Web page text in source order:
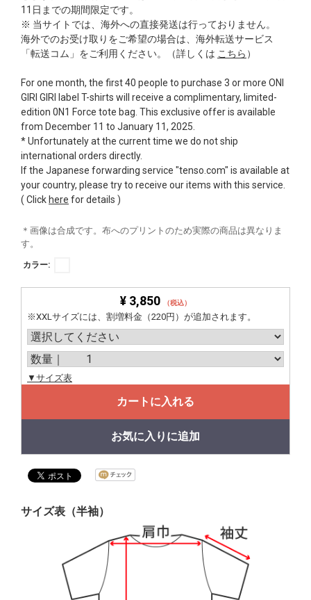
11日までの期間限定です。
※ 当サイトでは、海外への直接発送は行っておりません。
海外でのお受け取りをご希望の場合は、海外転送サービス
「転送コム」をご利用ください。（詳しくは こちら ）
For one month, the first 40 people to purchase 3 or more ONI
GIRI GIRI label T-shirts will receive a complimentary, limited-
edition 0N1 Force tote bag. This exclusive offer is available
from December 11 to January 11, 2025.
* Unfortunately at the current time we do not ship
international orders directly.
If the Japanese forwarding service "tenso.com" is available at
your country, please try to receive our items with this service.
( Click here for details )
＊画像は合成です。布へのプリントのため実際の商品は異なりま
す。
カラー:
¥ 3,850 （税込）
※XXLサイズには、割増料金（220円）が追加されます。
▼サイズ表
カートに入れる
お気に入りに追加
サイズ表（半袖）